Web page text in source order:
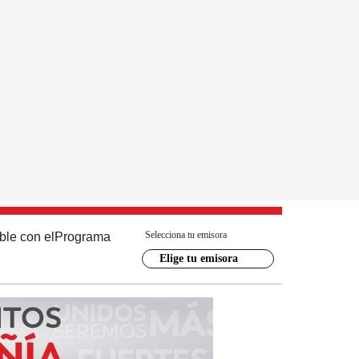
con el Programa Selecciona tu emisora
Elige tu emisora